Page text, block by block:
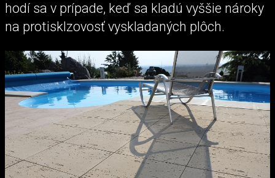
hodí sa v prípade, keď sa kladú vyššie nároky
na protisklzovosť vyskladaných plôch.